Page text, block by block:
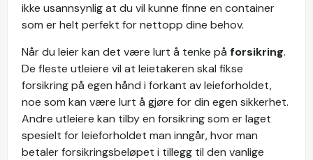
ikke usannsynlig at du vil kunne finne en container
som er helt perfekt for nettopp dine behov.
Når du leier kan det være lurt å tenke på forsikring.
De fleste utleiere vil at leietakeren skal fikse
forsikring på egen hånd i forkant av leieforholdet,
noe som kan være lurt å gjøre for din egen sikkerhet.
Andre utleiere kan tilby en forsikring som er laget
spesielt for leieforholdet man inngår, hvor man
betaler forsikringsbeløpet i tillegg til den vanlige